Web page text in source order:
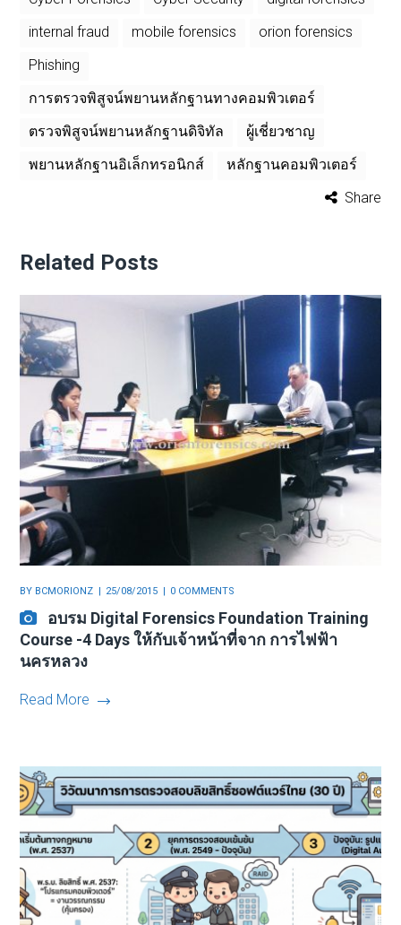
internal fraud
mobile forensics
orion forensics
Phishing
การตรวจพิสูจน์พยานหลักฐานทางคอมพิวเตอร์
ตรวจพิสูจน์พยานหลักฐานดิจิทัล
ผู้เชี่ยวชาญ
พยานหลักฐานอิเล็กทรอนิกส์
หลักฐานคอมพิวเตอร์
Share
Related Posts
BY BCMORIONZ 25/08/2015 0 COMMENTS
อบรม Digital Forensics Foundation Training
Course -4 Days ให้กับเจ้าหน้าที่จาก การไฟฟ้า
นครหลวง
Read More